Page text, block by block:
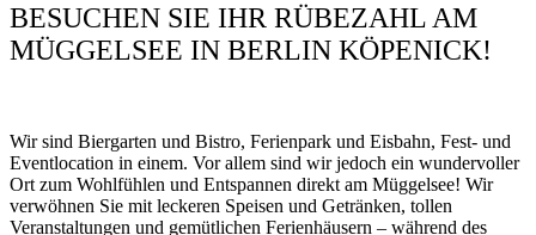
BESUCHEN SIE IHR RÜBEZAHL AM
MÜGGELSEE IN BERLIN KÖPENICK!
Wir sind Biergarten und Bistro, Ferienpark und Eisbahn, Fest- und
Eventlocation in einem. Vor allem sind wir jedoch ein wundervoller
Ort zum Wohlfühlen und Entspannen direkt am Müggelsee! Wir
verwöhnen Sie mit leckeren Speisen und Getränken, tollen
Veranstaltungen und gemütlichen Ferienhäusern – während des